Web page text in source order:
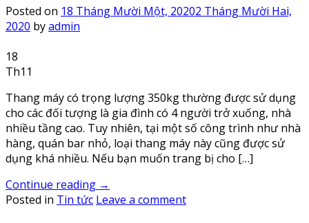
Posted on 18 Tháng Mười Một, 20202 Tháng Mười Hai,
2020 byadmin
18
Th11
Thang máy có trọng lượng 350kg thường được sử dụng
cho các đối tượng là gia đình có 4 người trở xuống, nhà
nhiều tầng cao. Tuy nhiên, tại một số công trình như nhà
hàng, quán bar nhỏ, loại thang máy này cũng được sử
dụng khá nhiều. Nếu bạn muốn trang bị cho […]
Continue reading →
Posted in Tin tức Leave a comment